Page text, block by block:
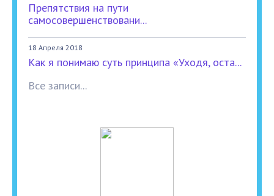
Препятствия на пути
самосовершенствовани...
18 Апреля 2018
Как я понимаю суть принципа «Уходя, оста...
Все записи...